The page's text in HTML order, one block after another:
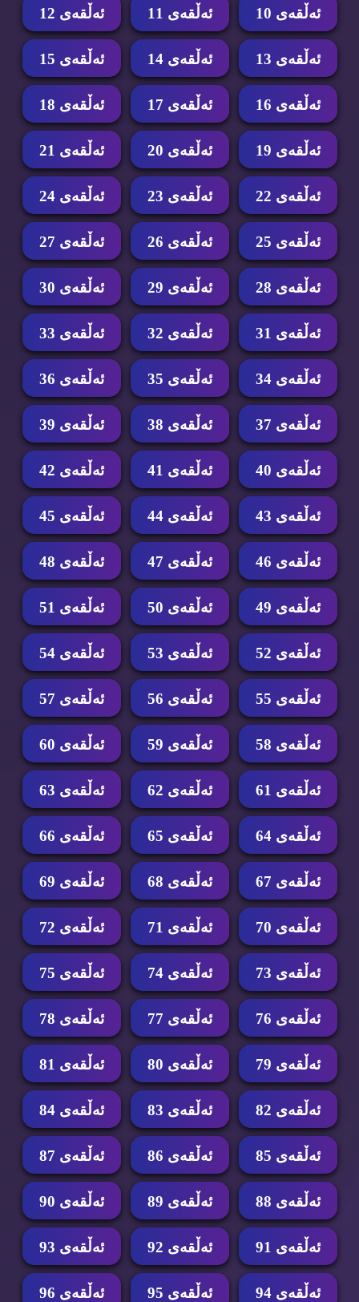
ئه‌ڵقه‌ی 10 ئه‌ڵقه‌ی 11 ئه‌ڵقه‌ی 12
ئه‌ڵقه‌ی 13 ئه‌ڵقه‌ی 14 ئه‌ڵقه‌ی 15
ئه‌ڵقه‌ی 16 ئه‌ڵقه‌ی 17 ئه‌ڵقه‌ی 18
ئه‌ڵقه‌ی 19 ئه‌ڵقه‌ی 20 ئه‌ڵقه‌ی 21
ئه‌ڵقه‌ی 22 ئه‌ڵقه‌ی 23 ئه‌ڵقه‌ی 24
ئه‌ڵقه‌ی 25 ئه‌ڵقه‌ی 26 ئه‌ڵقه‌ی 27
ئه‌ڵقه‌ی 28 ئه‌ڵقه‌ی 29 ئه‌ڵقه‌ی 30
ئه‌ڵقه‌ی 31 ئه‌ڵقه‌ی 32 ئه‌ڵقه‌ی 33
ئه‌ڵقه‌ی 34 ئه‌ڵقه‌ی 35 ئه‌ڵقه‌ی 36
ئه‌ڵقه‌ی 37 ئه‌ڵقه‌ی 38 ئه‌ڵقه‌ی 39
ئه‌ڵقه‌ی 40 ئه‌ڵقه‌ی 41 ئه‌ڵقه‌ی 42
ئه‌ڵقه‌ی 43 ئه‌ڵقه‌ی 44 ئه‌ڵقه‌ی 45
ئه‌ڵقه‌ی 46 ئه‌ڵقه‌ی 47 ئه‌ڵقه‌ی 48
ئه‌ڵقه‌ی 49 ئه‌ڵقه‌ی 50 ئه‌ڵقه‌ی 51
ئه‌ڵقه‌ی 52 ئه‌ڵقه‌ی 53 ئه‌ڵقه‌ی 54
ئه‌ڵقه‌ی 55 ئه‌ڵقه‌ی 56 ئه‌ڵقه‌ی 57
ئه‌ڵقه‌ی 58 ئه‌ڵقه‌ی 59 ئه‌ڵقه‌ی 60
ئه‌ڵقه‌ی 61 ئه‌ڵقه‌ی 62 ئه‌ڵقه‌ی 63
ئه‌ڵقه‌ی 64 ئه‌ڵقه‌ی 65 ئه‌ڵقه‌ی 66
ئه‌ڵقه‌ی 67 ئه‌ڵقه‌ی 68 ئه‌ڵقه‌ی 69
ئه‌ڵقه‌ی 70 ئه‌ڵقه‌ی 71 ئه‌ڵقه‌ی 72
ئه‌ڵقه‌ی 73 ئه‌ڵقه‌ی 74 ئه‌ڵقه‌ی 75
ئه‌ڵقه‌ی 76 ئه‌ڵقه‌ی 77 ئه‌ڵقه‌ی 78
ئه‌ڵقه‌ی 79 ئه‌ڵقه‌ی 80 ئه‌ڵقه‌ی 81
ئه‌ڵقه‌ی 82 ئه‌ڵقه‌ی 83 ئه‌ڵقه‌ی 84
ئه‌ڵقه‌ی 85 ئه‌ڵقه‌ی 86 ئه‌ڵقه‌ی 87
ئه‌ڵقه‌ی 88 ئه‌ڵقه‌ی 89 ئه‌ڵقه‌ی 90
ئه‌ڵقه‌ی 91 ئه‌ڵقه‌ی 92 ئه‌ڵقه‌ی 93
ئه‌ڵقه‌ی 94 ئه‌ڵقه‌ی 95 ئه‌ڵقه‌ی 96